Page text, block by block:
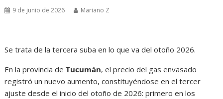
9 de junio de 2026 Mariano Z
Se trata de la tercera suba en lo que va del otoño 2026.
En la provincia deTucumán, el precio del gas envasado
registró un nuevo aumento, constituyéndose en el tercer
ajuste desde el inicio del otoño de 2026: primero en los